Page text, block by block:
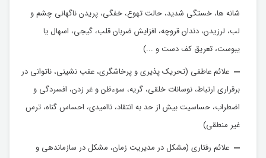
شانه ها، خستگی شدید، حالت تهوع، خفگی، پریدن ناگهانی چشم و
لب، لرزیدن، دندان قروچه، افزایش ضربان قلب، گیجی، اسهال یا
یبوست، تعریق کف دست و ...)
علائم عاطفی (تحریک پذیری و پرخاشگری، عقب نشینی، ناتوانی در
برقراری ارتباط، نوسانات خلقی، گریه، سوءظن و غر زدن، افسردگی و
اضطراب، حساسیت بیش از حد به انتقاد، ناامیدی، احساس گناه، ترس
غیر منطقی)
علائم رفتاری (مشکل در مدیریت زمان، مشکل در سازماندهی و